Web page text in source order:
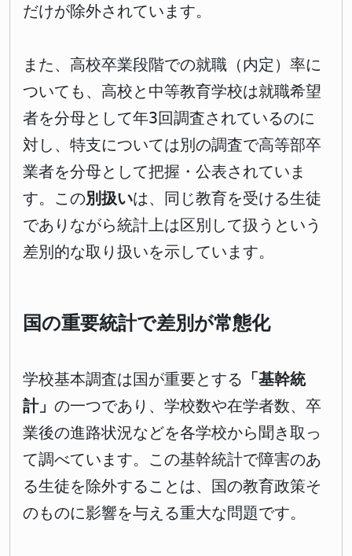
だけが除外されています。
また、高校卒業段階での就職（内定）率に
ついても、高校と中等教育学校は就職希望
者を分母として年3回調査されているのに
対し、特支については別の調査で高等部卒
業者を分母として把握・公表されていま
す。この別扱いは、同じ教育を受ける生徒
でありながら統計上は区別して扱うという
差別的な取り扱いを示しています。
国の重要統計で差別が常態化
学校基本調査は国が重要とする 「基幹統
計」 の一つであり、学校数や在学者数、卒
業後の進路状況などを各学校から聞き取っ
て調べています。この基幹統計で障害のあ
る生徒を除外することは、国の教育政策そ
のものに影響を与える重大な問題です。